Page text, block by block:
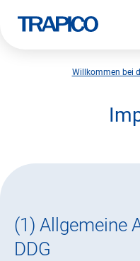
zurück zur Startseite
Willkommen bei
(1) Allgemeine
DDG